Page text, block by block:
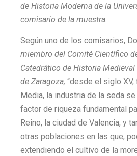
de Historia Moderna de la
comisario de la muestra.
Según uno de los comisarios,
miembro del Comité Científico
Catedrático de Historia
de Zaragoza, “desde el siglo
Media, la industria de la seda
factor de riqueza fundamental
Reino, la ciudad de Valencia, y
otras poblaciones en las que,
extendiendo el cultivo de la